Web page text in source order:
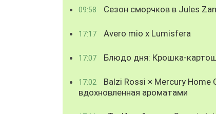
09:58 Сезон сморчков в Jules
17:17 Avero mio x Lumisfera
17:07 Блюдо дня: Крошка-
17:02
Balzi Rossi × Mercury Home
вдохновленная ароматами